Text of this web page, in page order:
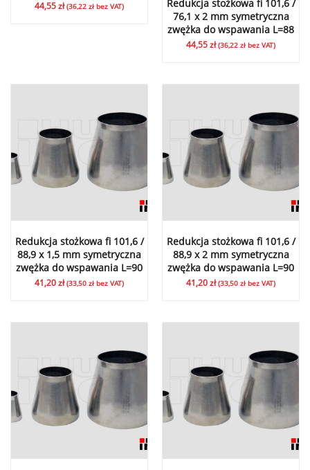
44,55zł (36,22 zł bez VAT)
Redukcja stożkowa fi 101,6 /
76,1 x 2 mm symetryczna
zwężka do wspawania L=88
44,55zł (36,22 zł bez VAT)
Redukcja stożkowa fi 101,6 /
88,9 x 1,5 mm symetryczna
zwężka do wspawania L=90
41,20zł (33,50 zł bez VAT)
Redukcja stożkowa fi 101,6 /
88,9 x 2 mm symetryczna
zwężka do wspawania L=90
41,20zł (33,50 zł bez VAT)